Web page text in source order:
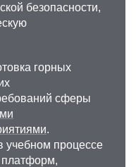
безопасности,
горных
сферы
.
учебном процессе
платформ,